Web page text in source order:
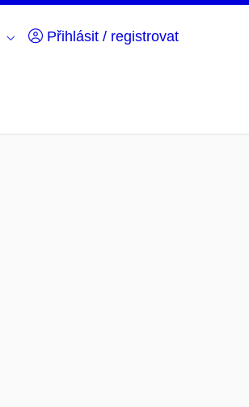
Přihlásit / registrovat